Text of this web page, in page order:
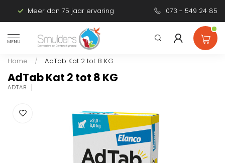
Meer dan 75 jaar ervaring Persoonlijk
073 - 549 24 85
MENU
Home / AdTab Kat 2 tot 8 KG
AdTab Kat 2 tot 8 KG
ADTAB